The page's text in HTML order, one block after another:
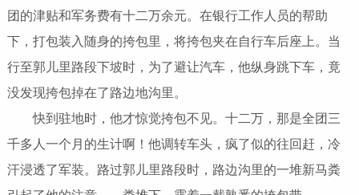
团的津贴和军务费有十二万余元。在银行工作人员的帮助
下，打包装入随身的挎包里，将挎包夹在自行车后座上。当
行至郭儿里路段下坡时，为了避让汽车，他纵身跳下车，竟
没发现挎包掉在了路边地沟里。
快到驻地时，他才惊觉挎包不见。十二万，那是全团三
千多人一个月的生计啊！他调转车头，疯了似的往回赶，冷
汗浸透了军装。路过郭儿里路段时，路边沟里的一堆新马粪